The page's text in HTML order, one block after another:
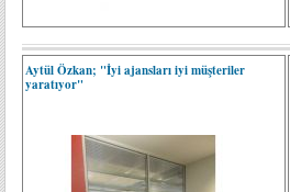
Aytül Özkan; "İyi ajansları iyi müşteriler
yaratıyor"